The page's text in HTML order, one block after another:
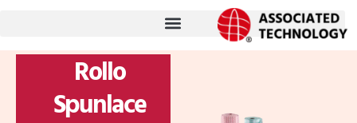
内
Rollo
Spunlace